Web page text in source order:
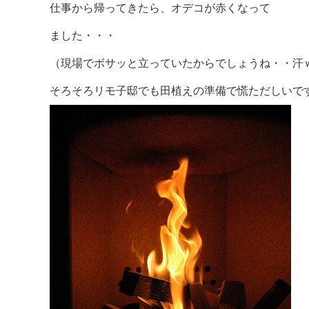
仕事から帰ってきたら、オデコが赤くなって
ました・・・
（現場でボサッと立っていたからでしょうね・・汗
そろそろリモ子邸でも田植えの準備で慌ただしいで